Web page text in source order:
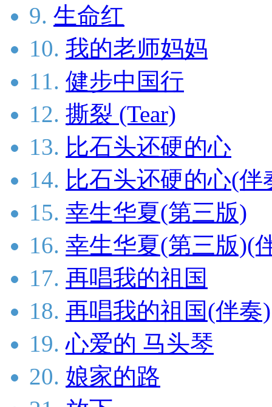
9. 生命红
10. 我的老师妈妈
11. 健步中国行
12. 撕裂 (Tear)
13. 比石头还硬的心
14. 比石头还硬的心(伴
15. 幸生华夏(第三版)
16. 幸生华夏(第三版)(
17. 再唱我的祖国
18. 再唱我的祖国(伴奏)
19. 心爱的 马头琴
20. 娘家的路